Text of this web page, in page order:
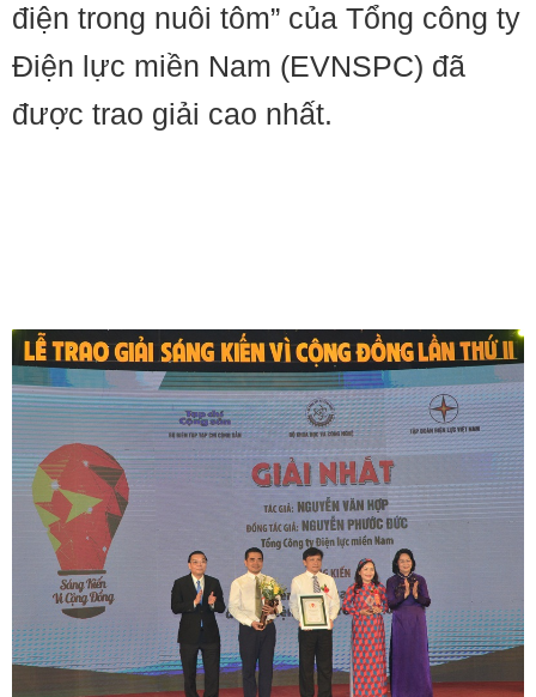
điện trong nuôi tôm” của Tổng công ty
Điện lực miền Nam (EVNSPC) đã
được trao giải cao nhất.